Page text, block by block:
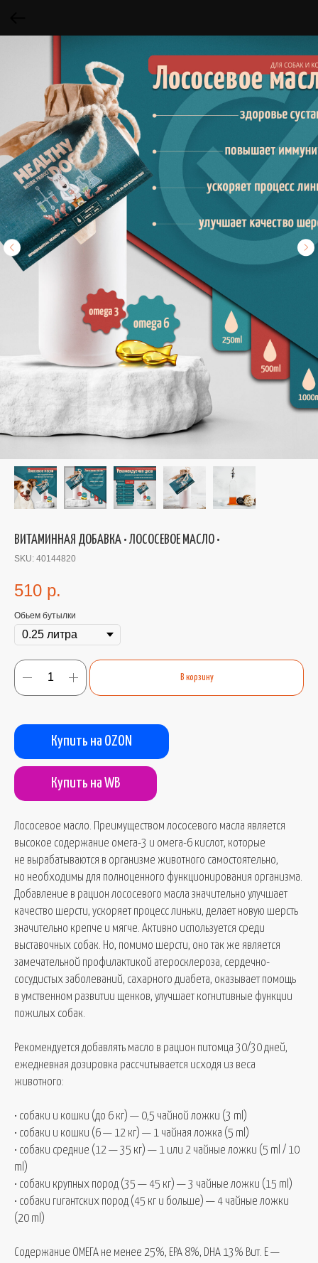
ВИТАМИННАЯ ДОБАВКА • ЛОСОСЕВОЕ МАСЛО •
SKU: 40144820
510 р.
Обьем бутылки
В корзину
Купить на OZON
Купить на WB
Лососевое масло. Преимуществом лососевого масла является
высокое содержание омега-3 и омега-6 кислот, которые
не вырабатываются в организме животного самостоятельно,
но необходимы для полноценного функционирования организма.
Добавление в рацион лососевого масла значительно улучшает
качество шерсти, ускоряет процесс линьки, делает новую шерсть
значительно крепче и мягче. Активно используется среди
выставочных собак. Но, помимо шерсти, оно так же является
замечательной профилактикой атеросклероза, сердечно-
сосудистых заболеваний, сахарного диабета, оказывает помощь
в умственном развитии щенков, улучшает когнитивные функции
пожилых собак.
Рекомендуется добавлять масло в рацион питомца 30/30 дней,
ежедневная дозировка рассчитывается исходя из веса
животного:
• собаки и кошки (до 6 кг) — 0,5 чайной ложки (3 ml)
• собаки и кошки (6 — 12 кг) — 1 чайная ложка (5 ml)
• собаки средние (12 — 35 кг) — 1 или 2 чайные ложки (5 ml / 10
ml)
• собаки крупных пород (35 — 45 кг) — 3 чайные ложки (15 ml)
• собаки гигантских пород (45 кг и больше) — 4 чайные ложки
(20 ml)
Содержание ОМЕГА не менее 25%, EPA 8%, DHA 13% Вит. Е —